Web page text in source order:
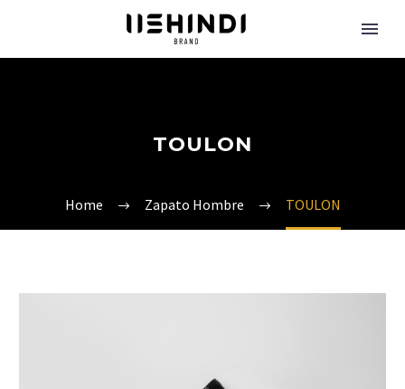
TOULON
Home Zapato Hombre TOULON